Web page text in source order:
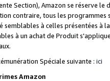
Section), Amazon se réserve
contraire, tous les
semblables à celles présentées à
à un achat de Produit
Spéciale suivante : ici
Amazon